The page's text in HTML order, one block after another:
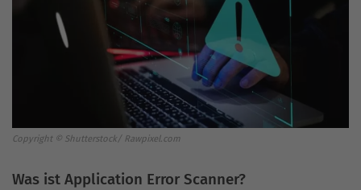
Copyright © Shutterstock/ Rawpixel.com
Was ist Application Error Scanner?